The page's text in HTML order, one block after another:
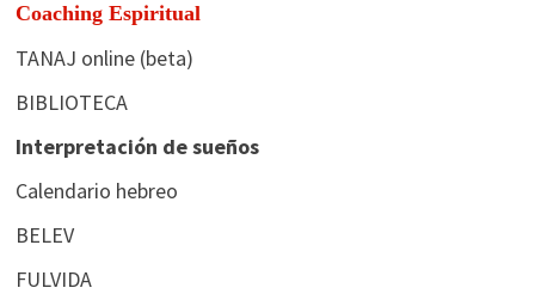
Coaching Espiritual
TANAJ online (beta)
BIBLIOTECA
Interpretación de sueños
Calendario hebreo
BELEV
FULVIDA